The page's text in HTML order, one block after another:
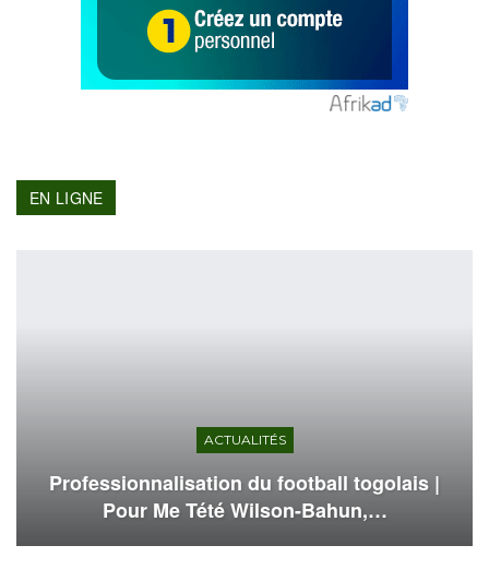
EN LIGNE
ACTUALITÉS
Professionnalisation du football togolais |
Pour Me Tété Wilson-Bahun,…